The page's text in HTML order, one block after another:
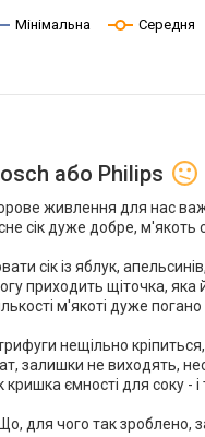
Мінімальна Середня
або Philips
живлення для нас
сік дуже добре,
сік із яблук,
приходить щіточка, яка
м'якоті дуже
нещільно
залишки не виходять,
кришка ємності для соку
Що, для чого так зроблено,